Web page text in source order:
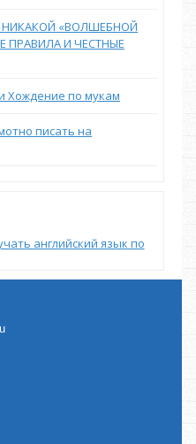
НИКАКОЙ «ВОЛШЕБНОЙ
ПРАВИЛА И ЧЕСТНЫЕ
Хождение по мукам
писать на
английский язык по